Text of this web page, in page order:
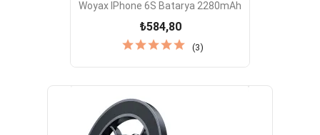
Woyax IPhone 6S Batarya 2280mAh
₺584,80
(3)